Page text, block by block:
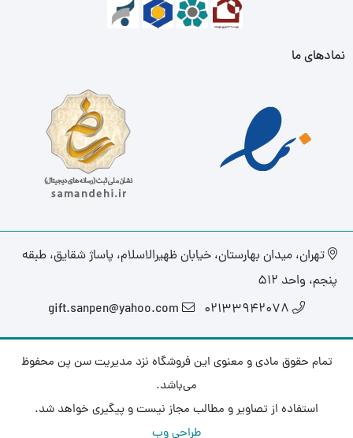
نمادهای ما
تهران، میدان بهارستان، خیابان ظهیرالاسلام، پاساژ شقایق، طبقه
پنجم، واحد ۵۱۲
02133942078
gift.sanpen@yahoo.com
تمام حقوق مادی و معنوی این فروشگاه نزد مدیریت سن پن محفوظ
می‌باشد.
استفاده از تصاویر و مطالب مجاز نیست و پیگیری خواهد شد.
طراحی وب